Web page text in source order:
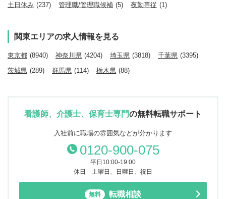
土日休み (237) 管理職/管理職候補 (5) 夜勤専従 (1)
関東エリアの求人情報を見る
東京都 (8940) 神奈川県 (4204) 埼玉県 (3818) 千葉県 (3395)
茨城県 (289) 群馬県 (114) 栃木県 (88)
看護師、介護士、保育士専門の無料転職サポート
入社前に職場の雰囲気などが分かります
0120-900-075
平日10:00-19:00
休日 土曜日、日曜日、祝日
無料 転職相談